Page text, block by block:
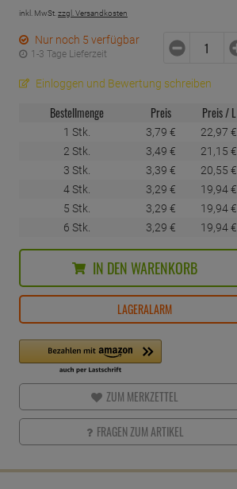
inkl. MwSt. zzgl. Versandkosten
Nur noch 5 verfügbar
1-3 Tage Lieferzeit
Einloggen und Bewertung schreiben
Bestellmenge Preis Preis / L
1 Stk. 3, 79 € 22, 97 €
2 Stk.
3, 49 € 21, 15 €
3 Stk.
3, 39 € 20, 55 €
4 Stk.
3, 29 € 19, 94€
5 Stk.
3, 29 € 19, 94€
6 Stk.
3, 29 € 19, 94€
IN DEN WARENKORB
LAGERALARM
ZUM MERKZETTEL
FRAGEN ZUM ARTIKEL